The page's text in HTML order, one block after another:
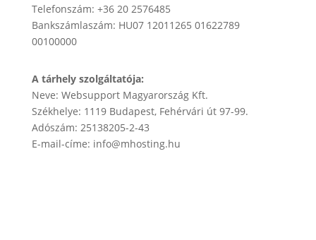
Telefonszám: +36 20 2576485
Bankszámlaszám: HU07 12011265 01622789
00100000
A tárhely szolgáltatója:
Neve: Websupport Magyarország Kft.
Székhelye: 1119 Budapest, Fehérvári út 97-99.
Adószám: 25138205-2-43
E-mail-címe: info@mhosting.hu